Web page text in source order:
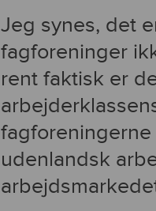
Jeg synes, det
fagforeninger
rent faktisk er
udenlandsk